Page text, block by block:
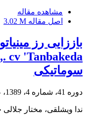
مشاهده مقاله
اصل مقاله 3.02 M
سوماتیکی
دوره 41، شماره 4، 1389، صفحه
ندا ویشلقی، مختار